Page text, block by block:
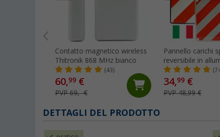
Contatto magnetico wireless
Thitronik 868 MHz bianco
(43)
60,99 €
PVP 69,- €
Pannello carichi
reversibile in
in 1 Italia /
34,99 €
PVP 48,99 €
DETTAGLI DEL PRODOTTO